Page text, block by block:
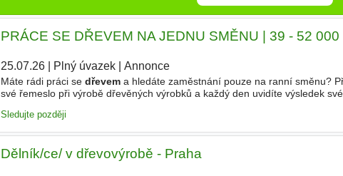
PRÁCE SE DŘEVEM NA JEDNU SMĚNU | 39 - 52 000
25.07.26| Plný úvazek| Annonce
Máte rádi práci se dřevema hledáte zaměstnání pouze na ranní směnu?
své řemeslo při výrobě dřevěných výrobků a každý den uvidíte výsledek
Sledujte později
Dělník/ce/ v dřevovýrobě - Praha